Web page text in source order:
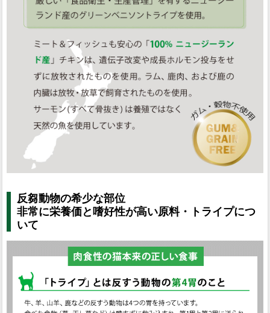
反芻動物の希少な部位
非常に栄養価と嗜好性が高い原料・トライプにつ
いて